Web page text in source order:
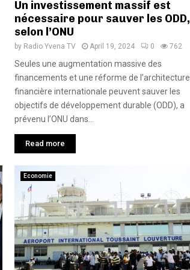
Un investissement massif est
nécessaire pour sauver les ODD,
selon l’ONU
by Radio Yvena TV April 19, 2024 0 762
Seules une augmentation massive des
financements et une réforme de l’architecture
financière internationale peuvent sauver les
objectifs de développement durable (ODD), a
prévenu l’ONU dans...
Read more
Economie